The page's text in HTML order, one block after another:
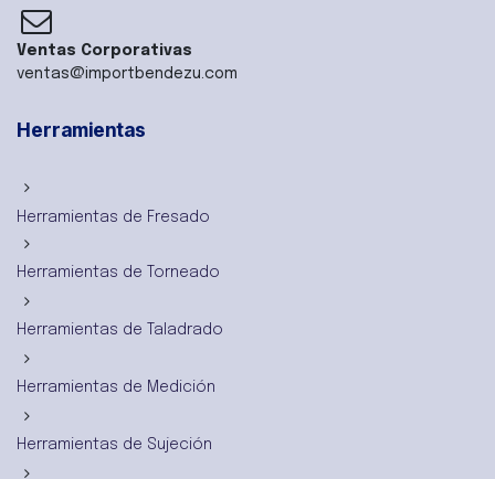
Ventas Corporativas
ventas@importbendezu.com
Herramientas
Herramientas de Fresado
Herramientas de Torneado
Herramientas de Taladrado
Herramientas de Medición
Herramientas de Sujeción